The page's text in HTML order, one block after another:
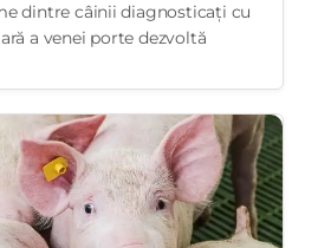
dintre câinii diagnosticați cu
a venei porte dezvoltă